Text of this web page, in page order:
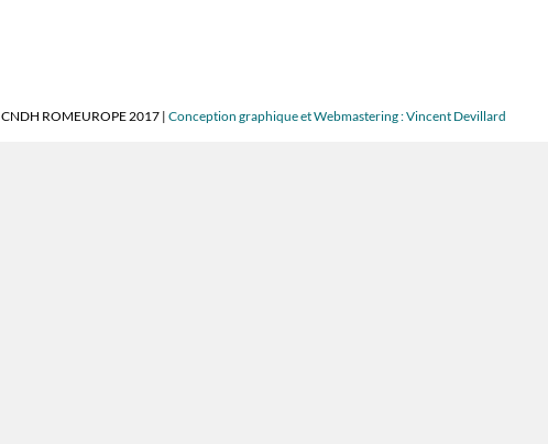
CNDH ROMEUROPE 2017 | Conception graphique et Webmastering : Vincent Devillard